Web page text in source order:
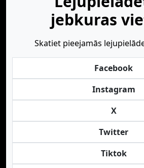
jebkuras
Skatiet pieejamās
Facebook
Instagram
X
Twitter
Tiktok